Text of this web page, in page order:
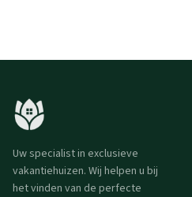
Uw specialist in exclusieve
vakantiehuizen. Wij helpen u bij
het vinden van de perfecte